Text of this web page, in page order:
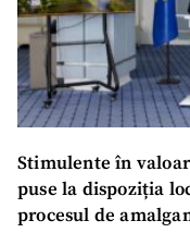
Stimulente în
puse la dispoziția
procesul de